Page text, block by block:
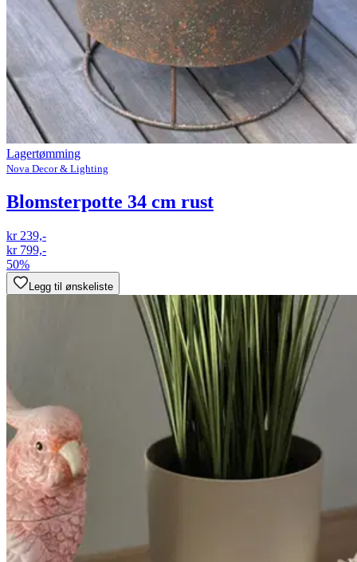
Lagertømming
Nova Decor & Lighting
Blomsterpotte 34 cm rust
kr 239,-
kr 799,-
50%
Legg til ønskeliste